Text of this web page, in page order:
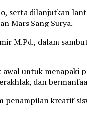
serta dilanjutkan
Mars Sang Surya.
M.Pd., dalam
untuk menapaki
dan
penampilan kreatif